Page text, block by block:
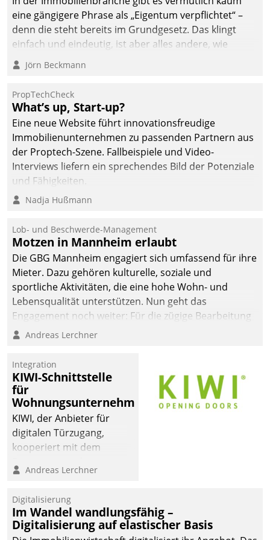
Datatrain ermöglicht
automatisiert ausgelöste,
zielgerichtete
Mieterbefragungen – eine
starke Grundlage für
intelligente,
datengestützte
Entscheidungen.
eine gängigere Phrase als „Eigentum verpflichtet“ –
denn die steht bereits im Grundgesetz. Das klingt
einfach und eindeutig, ist aber alles andere, wie
Branchenbeschäftigte wissen. Denn mit der
Verantwortung folgen Verpflichtungen.
Jörn Beckmann
PropTechCheck
What’s up, Start-up?
Eine neue Website führt innovationsfreudige
Immobilienunternehmen zu passenden Partnern aus
der Proptech-Szene. Fallbeispiele und Video-
Interviews liefern ein sprechendes Bild der Potenziale
und Fähigkeiten.
Nadja Hußmann
Lob- und Beschwerde-Management
Motzen in Mannheim erlaubt
Die GBG Mannheim engagiert sich umfassend für ihre
Mieter. Dazu gehören kulturelle, soziale und
sportliche Aktivitäten, die eine hohe Wohn- und
Lebensqualität unterstützen. Nun geht das
Engagement noch weiter: Für die zügige Bearbeitung
von Beschwerden – oder Lob – richtet das
und Beschwerde-Management einen eigenen Kanal
ein.
Andreas Lerchner
Integration
KIWI-Schnittstelle
für
Wohnungsunternehmen
KIWI, der Anbieter für
digitalen Türzugang,
kooperiert mit dem
Softwareentwicklungshaus
Andreas Lerchner
Digitalisierung
Im Wandel wandlungsfähig –
Digitalisierung auf elastischer Basis